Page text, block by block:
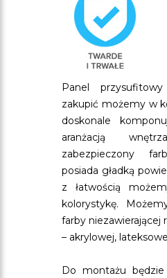
Panel
zakupić możemy w
doskonale
aranżacją
zabezpieczony
posiada gładką
z łatwością
kolorystykę.
farby niezawierającej
– akrylowej,
Do montażu